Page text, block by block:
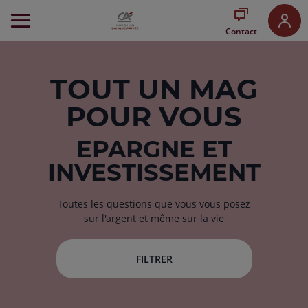
au
Contact
TOUT UN MAG
POUR VOUS
EPARGNE ET
INVESTISSEMENT
Toutes les questions que vous vous posez
sur l'argent et même sur la vie
FILTRER